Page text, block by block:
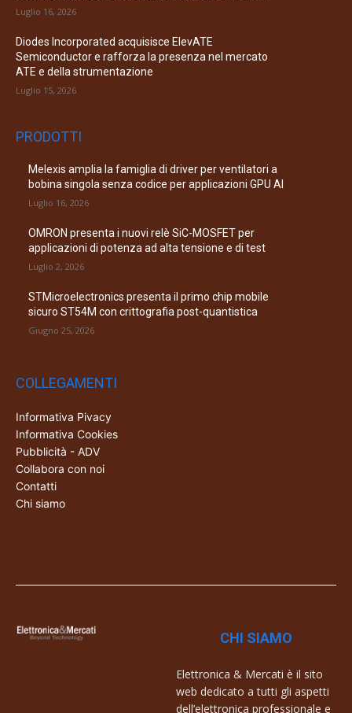
Luglio 16, 2026
Diodes Incorporated acquisisce ElevATE
Semiconductor e rafforza la presenza nel mercato
ATE e della strumentazione
Luglio 15, 2026
PRODOTTI
Melexis amplia la famiglia di driver per ventilatori a
bobina singola senza codice per applicazioni GPU AI
Luglio 16, 2026
OMRON presenta i nuovi relè SiC-MOSFET per
applicazioni di potenza ad alta tensione e di test
Luglio 2, 2026
STMicroelectronics presenta il primo chip mobile
sicuro ST54M con crittografia post-quantistica
Giugno 25, 2026
COLLEGAMENTI
Informativa Pivacy
Informativa Cookies
Pubblicità - ADV
Collabora con noi
Contatti
Chi siamo
CHI SIAMO
Elettronica & Mercati è il sito
web dedicato a tutti gli aspetti
dell’elettronica professionale e